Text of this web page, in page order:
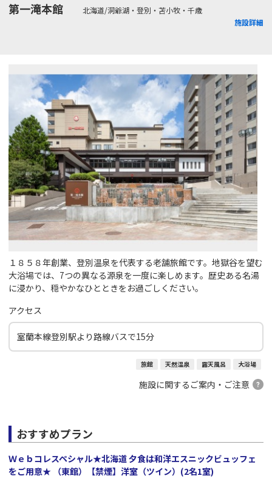
第一滝本館
北海道/洞爺湖・登別・苫小牧・千歳
施設詳細
１８５８年創業、登別温泉を代表する老舗旅館です。地獄谷を望む
大浴場では、7つの異なる源泉を一度に楽しめます。歴史ある名湯
に浸かり、穏やかなひとときをお過ごしください。
アクセス
室蘭本線登別駅より路線バスで15分
旅館 天然温泉 露天風呂 大浴場
施設に関するご案内・ご注意
おすすめプラン
Ｗｅｂコレスペシャル★北海道 夕食は和洋エスニックビュッフェ
をご用意★ （東館）【禁煙】洋室（ツイン）(2名1室)